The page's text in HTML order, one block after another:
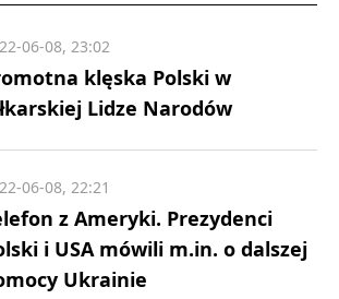
klęska Polski w
Lidze Narodów
06-08, 23:02
z Ameryki. Prezydenci
i USA mówili m.in. o dalszej
Ukrainie
06-08, 22:21